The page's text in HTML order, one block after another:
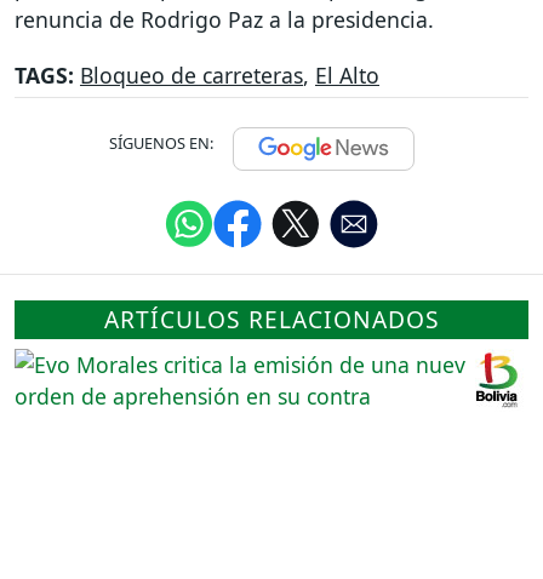
renuncia de Rodrigo Paz a la presidencia.
TAGS: Bloqueo de carreteras, El Alto
SÍGUENOS EN:
ARTÍCULOS RELACIONADOS